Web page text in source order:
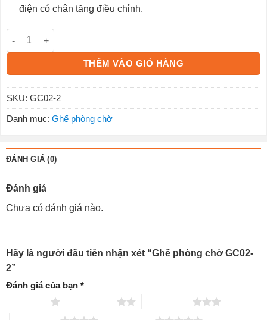
điện có chân tăng điều chỉnh.
Ghế phòng chờ GC02-2 số lượng
THÊM VÀO GIỎ HÀNG
SKU: GC02-2
Danh mục: Ghế phòng chờ
ĐÁNH GIÁ (0)
Đánh giá
Chưa có đánh giá nào.
Hãy là người đầu tiên nhận xét “Ghế phòng chờ GC02-
2”
Đánh giá của bạn *